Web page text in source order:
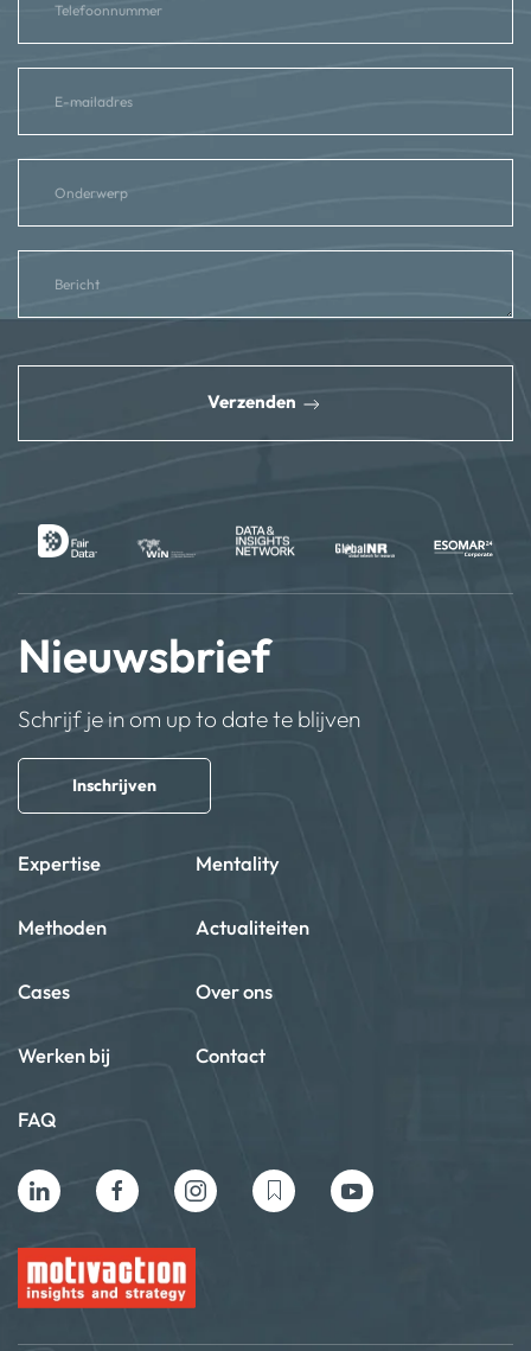
Verzenden
Nieuwsbrief
Schrijf je in om up to date te blijven
Inschrijven
Expertise Mentality
Methoden Actualiteiten
Cases Over ons
Werken bij Contact
FAQ